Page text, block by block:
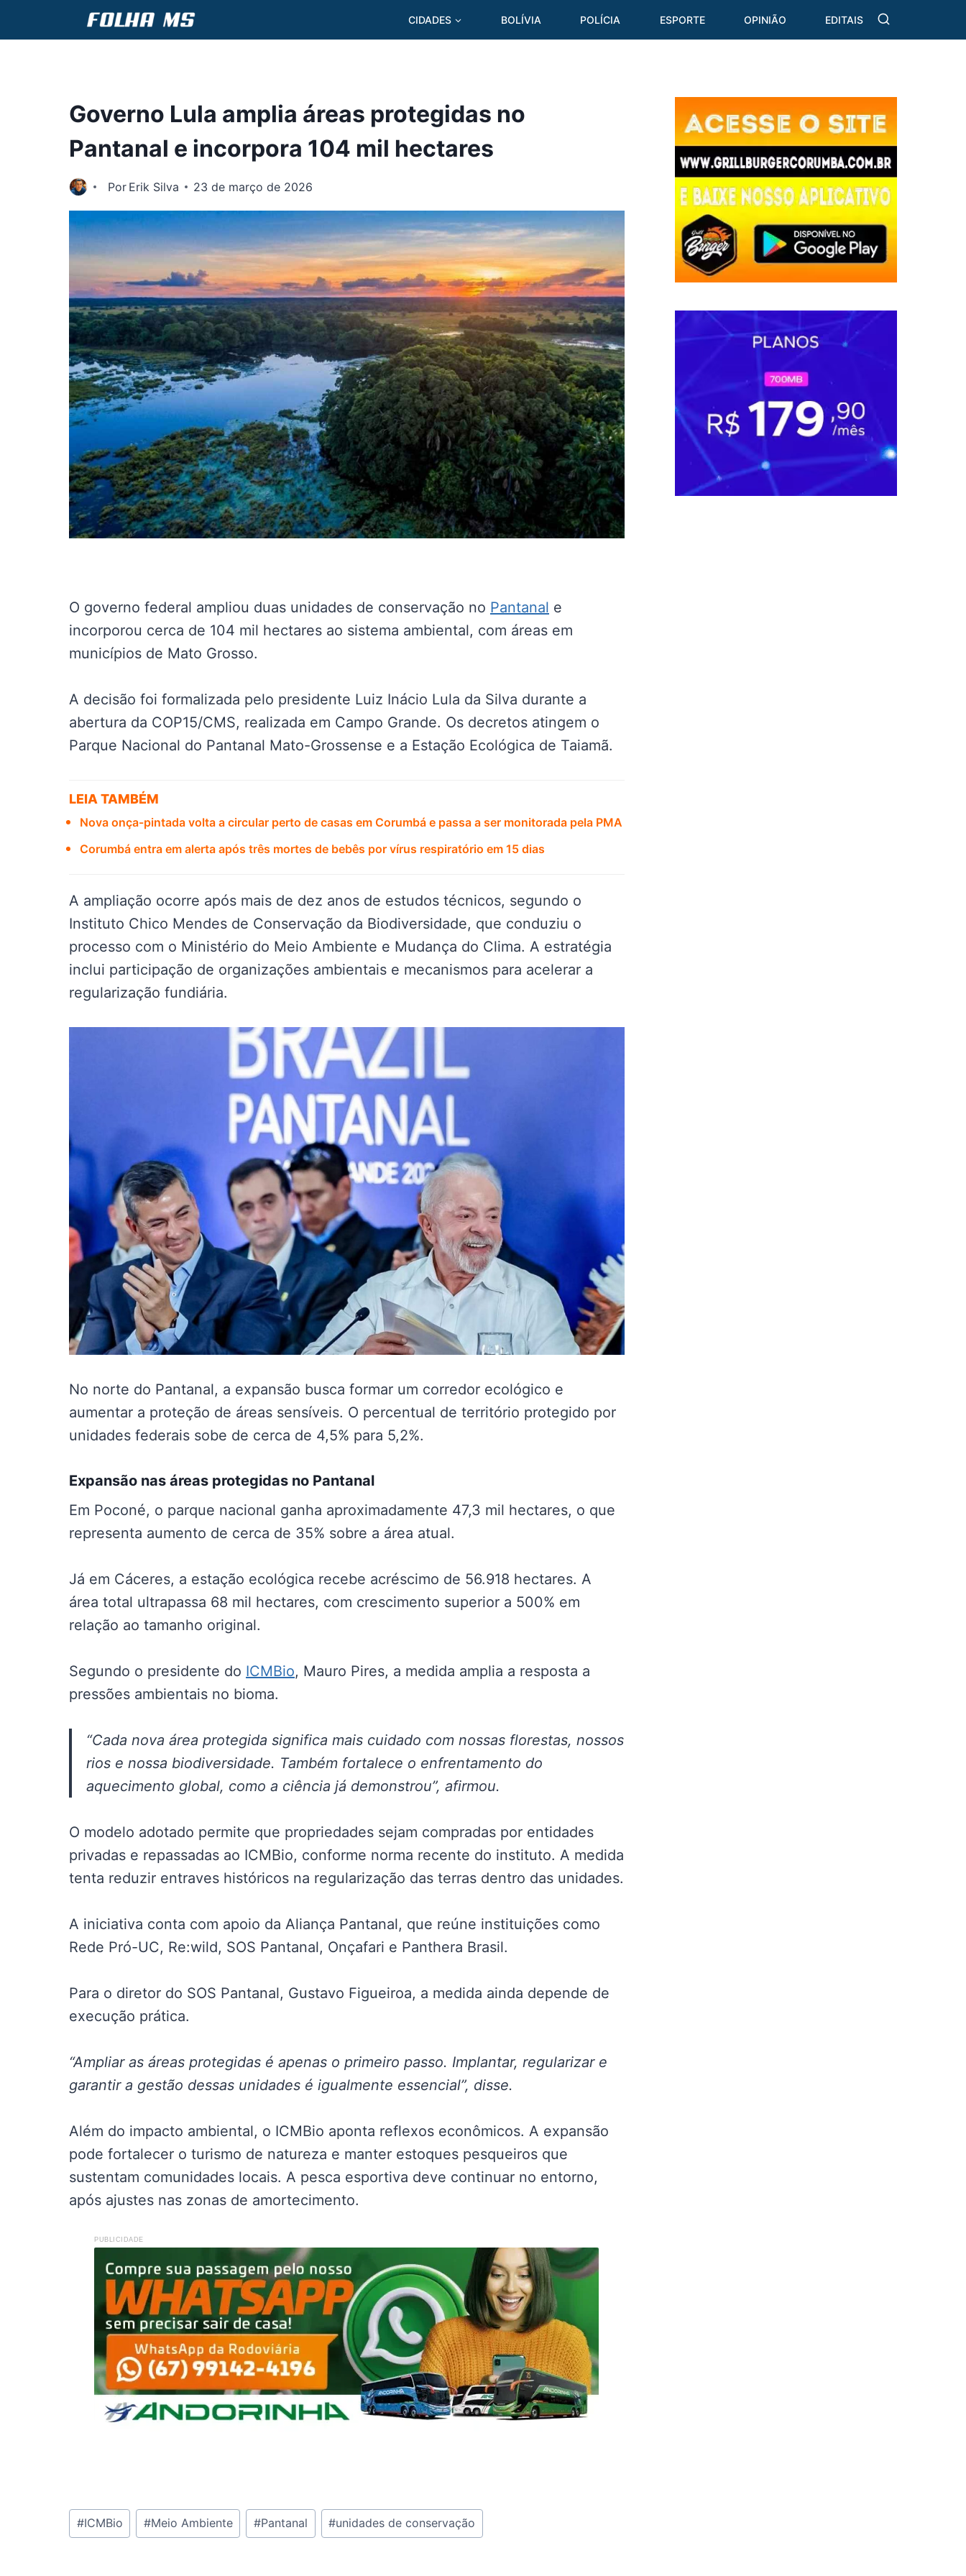
CIDADES BOLÍVIA POLÍCIA ESPORTE OPINIÃO EDITAIS
Governo Lula amplia áreas protegidas no
Pantanal e incorpora 104 mil hectares
Por Erik Silva 23 de março de 2026
O governo federal ampliou duas unidades de conservação no Pantanal e
incorporou cerca de 104 mil hectares ao sistema ambiental, com áreas em
municípios de Mato Grosso.
A decisão foi formalizada pelo presidente Luiz Inácio Lula da Silva durante a
abertura da COP15/CMS, realizada em Campo Grande. Os decretos atingem o
Parque Nacional do Pantanal Mato-Grossense e a Estação Ecológica de Taiamã.
LEIA TAMBÉM
Nova onça-pintada volta a circular perto de casas em Corumbá e passa a ser monitorada pela PMA
Corumbá entra em alerta após três mortes de bebês por vírus respiratório em 15 dias
A ampliação ocorre após mais de dez anos de estudos técnicos, segundo o
Instituto Chico Mendes de Conservação da Biodiversidade, que conduziu o
processo com o Ministério do Meio Ambiente e Mudança do Clima. A estratégia
inclui participação de organizações ambientais e mecanismos para acelerar a
regularização fundiária.
No norte do Pantanal, a expansão busca formar um corredor ecológico e
aumentar a proteção de áreas sensíveis. O percentual de território protegido por
unidades federais sobe de cerca de 4,5% para 5,2%.
Expansão nas áreas protegidas no Pantanal
Em Poconé, o parque nacional ganha aproximadamente 47,3 mil hectares, o que
representa aumento de cerca de 35% sobre a área atual.
Já em Cáceres, a estação ecológica recebe acréscimo de 56.918 hectares. A
área total ultrapassa 68 mil hectares, com crescimento superior a 500% em
relação ao tamanho original.
Segundo o presidente do ICMBio, Mauro Pires, a medida amplia a resposta a
pressões ambientais no bioma.
“Cada nova área protegida significa mais cuidado com nossas florestas, nossos
rios e nossa biodiversidade. Também fortalece o enfrentamento do
aquecimento global, como a ciência já demonstrou”, afirmou.
O modelo adotado permite que propriedades sejam compradas por entidades
privadas e repassadas ao ICMBio, conforme norma recente do instituto. A medida
tenta reduzir entraves históricos na regularização das terras dentro das unidades.
A iniciativa conta com apoio da Aliança Pantanal, que reúne instituições como
Rede Pró-UC, Re:wild, SOS Pantanal, Onçafari e Panthera Brasil.
Para o diretor do SOS Pantanal, Gustavo Figueiroa, a medida ainda depende de
execução prática.
“Ampliar as áreas protegidas é apenas o primeiro passo. Implantar, regularizar e
garantir a gestão dessas unidades é igualmente essencial”, disse.
Além do impacto ambiental, o ICMBio aponta reflexos econômicos. A expansão
pode fortalecer o turismo de natureza e manter estoques pesqueiros que
sustentam comunidades locais. A pesca esportiva deve continuar no entorno,
após ajustes nas zonas de amortecimento.
PUBLICIDADE
Tags
do
#ICMBio #Meio Ambiente #Pantanal #unidades de conservação